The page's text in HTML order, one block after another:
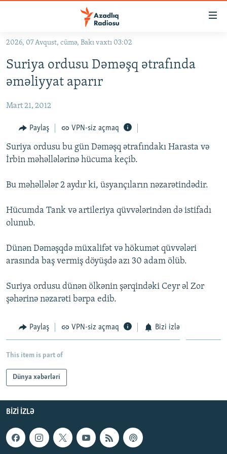
Əsas
qayıt
Əsas
naviqasiyaya
qayıt
#İZAHLA
KORRUPSIOMETR
#ƏSLINDƏ
FƏRQƏ BAX
QANUNI DOĞRU
ARAŞDIRMA
MULTIMEDIA
FOTOQALEREYA
KARIKATURA
OXU ZALI
İSLAM VƏ DEMOKRATIYA
HAQQIMIZDA
PEŞƏ ETIKASI VƏ JURNALISTIKA STANDARTLARIMIZ
AZADLIQRADIOSU MOBIL TELEFONUNUZDA
XƏBƏR BÜLLETENLƏRIMIZ
BIZI IZLƏ
RFE/RL-in bütün saytları
2026, 07 Avqust, cümə, Bakı vaxtı 03:02
Suriya ordusu Dəməşq ətrafında
əməliyyat aparır
Mart 21, 2012
Paylaş VPN-siz açmaq
Suriya ordusu bu gün Dəməşq ətrafındakı Harasta və
İrbin məhəllələrinə hücuma keçib.
Bu məhəllələr 2 aydır ki, üsyançıların nəzarətindədir.
Hücumda Tank və artileriya qüvvələrindən də istifadı
olunub.
Dünən Dəməşqdə müxalifət və hökumət qüvvələri
arasında baş vermiş döyüşdə azı 30 adam ölüb.
Suriya ordusu dünən ölkənin şərqindəki Ceyr əl Zor
şəhərinə nəzarəti bərpa edib.
Paylaş VPN-siz açmaq Bizi izlə
This item is part of
Dünya xəbərləri
BIZI IZLƏ